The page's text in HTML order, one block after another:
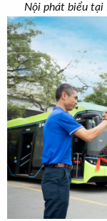
Nội phát biểu tại